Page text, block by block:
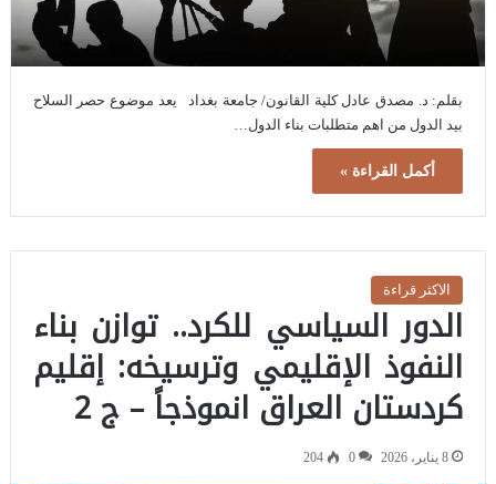
بقلم: د. مصدق عادل كلية القانون/ جامعة بغداد يعد موضوع حصر السلاح
بيد الدول من اهم متطلبات بناء الدول…
أكمل القراءة »
الاكثر قراءة
الدور السياسي للكرد.. توازن بناء
النفوذ الإقليمي وترسيخه: إقليم
كردستان العراق انموذجاً – ج 2
8 يناير، 2026 0
204